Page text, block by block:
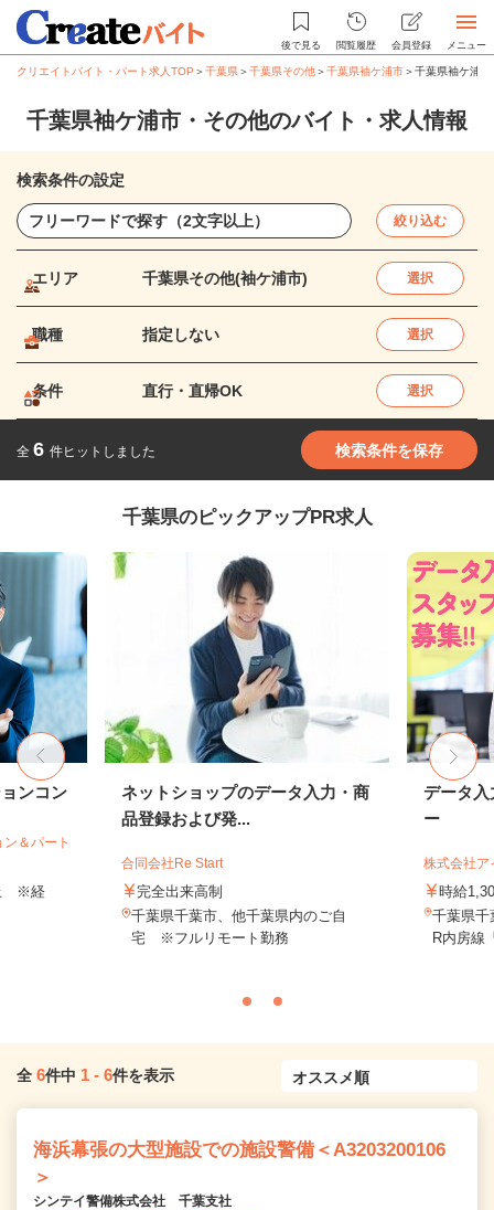
後で見る 閲覧履歴 会員登録 メニュー
クリエイトバイト・パート求人TOP ＞千葉県＞千葉県その他＞千葉県袖ケ浦市＞千葉県袖ケ浦
千葉県袖ケ浦市・その他のバイト・求人情報
検索条件の設定
絞り込む
エリア 千葉県その他(袖ケ浦市) 選択
職種 指定しない 選択
条件 直行・直帰OK 選択
全 6 件ヒットしました 検索条件を保存
千葉県のピックアップPR求人
ンコン
＆パート
※経
ネットショップのデータ入力・商
品登録および発...
合同会社Re Start
完全出来高制
千葉県千葉市、他千葉県内のご自
宅 ※フルリモート勤務
データ入
ー
株式会社ア
時給
千葉県千
R内房線
全 6件中 1 - 6件を表示
海浜幕張の大型施設での施設警備＜A3203200106
＞
シンテイ警備株式会社 千葉支社